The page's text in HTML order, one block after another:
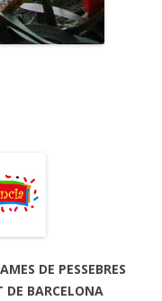
DE PESSEBRES
DE BARCELONA